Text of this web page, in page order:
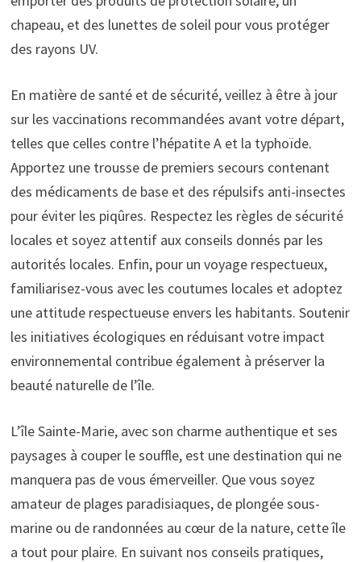
chapeau, et des lunettes de soleil pour vous protéger
des rayons UV.
En matière de santé et de sécurité, veillez à être à jour
sur les vaccinations recommandées avant votre départ,
telles que celles contre l’hépatite A et la typhoïde.
Apportez une trousse de premiers secours contenant
des médicaments de base et des répulsifs anti-insectes
pour éviter les piqûres. Respectez les règles de sécurité
locales et soyez attentif aux conseils donnés par les
autorités locales. Enfin, pour un voyage respectueux,
familiarisez-vous avec les coutumes locales et adoptez
une attitude respectueuse envers les habitants. Soutenir
les initiatives écologiques en réduisant votre impact
environnemental contribue également à préserver la
beauté naturelle de l’île.
L’île Sainte-Marie, avec son charme authentique et ses
paysages à couper le souffle, est une destination qui ne
manquera pas de vous émerveiller. Que vous soyez
amateur de plages paradisiaques, de plongée sous-
marine ou de randonnées au cœur de la nature, cette île
a tout pour plaire. En suivant nos conseils pratiques,